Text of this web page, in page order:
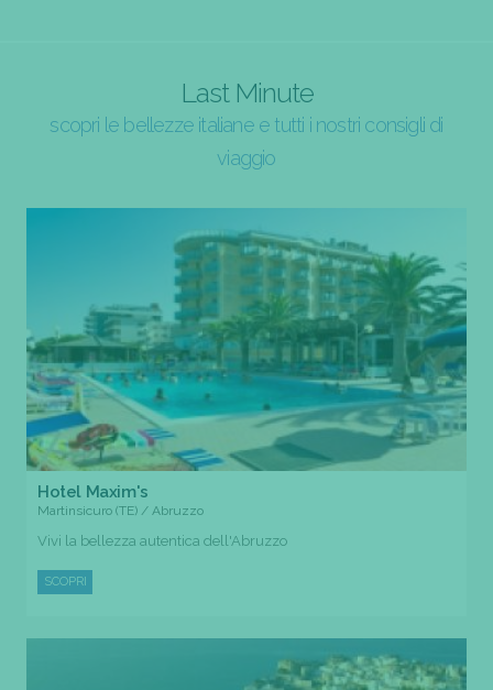
Last Minute
scopri le bellezze italiane e tutti i nostri consigli di
viaggio
Hotel Maxim's
Martinsicuro (TE) / Abruzzo
Vivi la bellezza autentica dell'Abruzzo
SCOPRI